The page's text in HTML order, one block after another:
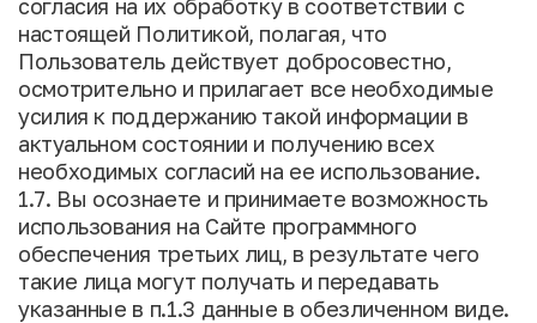
согласия на их обработку в соответствии с
настоящей Политикой, полагая, что
Пользователь действует добросовестно,
осмотрительно и прилагает все необходимые
усилия к поддержанию такой информации в
актуальном состоянии и получению всех
необходимых согласий на ее использование.
1.7. Вы осознаете и принимаете возможность
использования на Сайте программного
обеспечения третьих лиц, в результате чего
такие лица могут получать и передавать
указанные в п.1.3 данные в обезличенном виде.